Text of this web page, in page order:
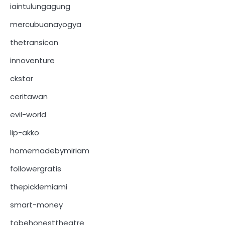
iaintulungagung
mercubuanayogya
thetransicon
innoventure
ckstar
ceritawan
evil-world
lip-akko
homemadebymiriam
followergratis
thepicklemiami
smart-money
tobehonesttheatre